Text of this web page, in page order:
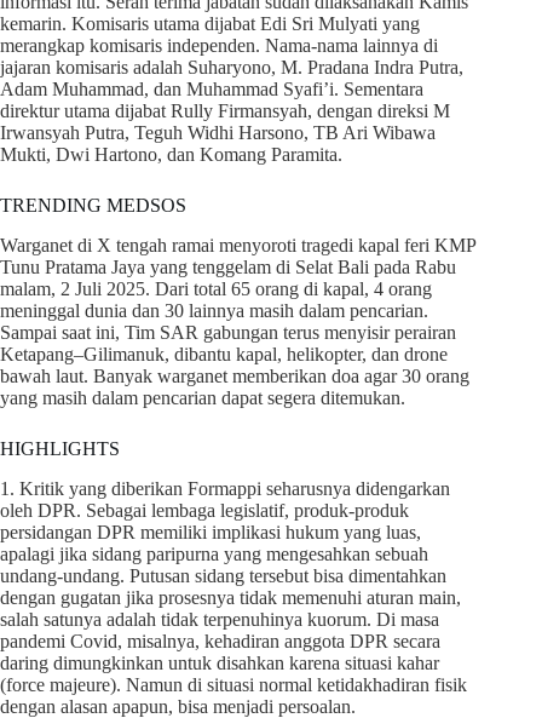
kemarin. Komisaris utama dijabat Edi Sri Mulyati yang
merangkap komisaris independen. Nama-nama lainnya di
jajaran komisaris adalah Suharyono, M. Pradana Indra Putra,
Adam Muhammad, dan Muhammad Syafi’i. Sementara
direktur utama dijabat Rully Firmansyah, dengan direksi M
Irwansyah Putra, Teguh Widhi Harsono, TB Ari Wibawa
Mukti, Dwi Hartono, dan Komang Paramita.
TRENDING MEDSOS
Warganet di X tengah ramai menyoroti tragedi kapal feri KMP
Tunu Pratama Jaya yang tenggelam di Selat Bali pada Rabu
malam, 2 Juli 2025. Dari total 65 orang di kapal, 4 orang
meninggal dunia dan 30 lainnya masih dalam pencarian.
Sampai saat ini, Tim SAR gabungan terus menyisir perairan
Ketapang–Gilimanuk, dibantu kapal, helikopter, dan drone
bawah laut. Banyak warganet memberikan doa agar 30 orang
yang masih dalam pencarian dapat segera ditemukan.
HIGHLIGHTS
1. Kritik yang diberikan Formappi seharusnya didengarkan
oleh DPR. Sebagai lembaga legislatif, produk-produk
persidangan DPR memiliki implikasi hukum yang luas,
apalagi jika sidang paripurna yang mengesahkan sebuah
undang-undang. Putusan sidang tersebut bisa dimentahkan
dengan gugatan jika prosesnya tidak memenuhi aturan main,
salah satunya adalah tidak terpenuhinya kuorum. Di masa
pandemi Covid, misalnya, kehadiran anggota DPR secara
daring dimungkinkan untuk disahkan karena situasi kahar
(force majeure). Namun di situasi normal ketidakhadiran fisik
dengan alasan apapun, bisa menjadi persoalan.